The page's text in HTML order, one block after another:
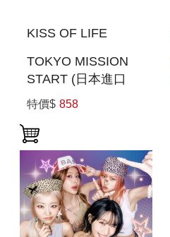
KISS OF LIFE
TOKYO MISSION
START (日本進口
TYPE-
A(CD+CARD)) (一般
通路版)
特價$ 858